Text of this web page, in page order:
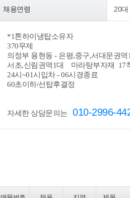
채용연령 20대
*1톤하이냉탑소유자
370무제
의정부 용현동 - 은평,중구,서대문권
서초,신림권역1대 마라탕부자재 17
24시~01시입차 - 06시경종료
60초이하/선탑후결정
자세한 상담문의는 010-2996-